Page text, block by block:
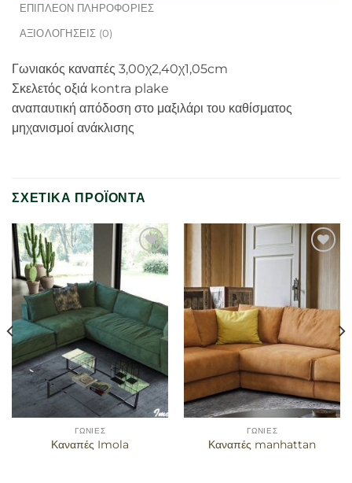
ΕΠΙΠΛΈΟΝ ΠΛΗΡΟΦΟΡΊΕΣ
ΑΞΙΟΛΟΓΉΣΕΙΣ (0)
Γωνιακός καναπές 3,00χ2,40χ1,05cm
Σκελετός οξιά kontra plake
αναπαυτική απόδοση στο μαξιλάρι του καθίσματος
μηχανισμοί ανάκλισης
ΣΧΕΤΙΚΆ ΠΡΟΪΌΝΤΑ
Προσθήκη
στα
αγαπημένα
ΓΩΝΊΕΣ
Καναπές Imola
Προσθήκη
αγαπημένα
ΓΩΝΊΕΣ
Καναπές manhattan